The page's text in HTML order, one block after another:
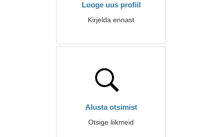
Looge uus profiil
Kirjelda ennast
Alusta otsimist
Otsige liikmeid